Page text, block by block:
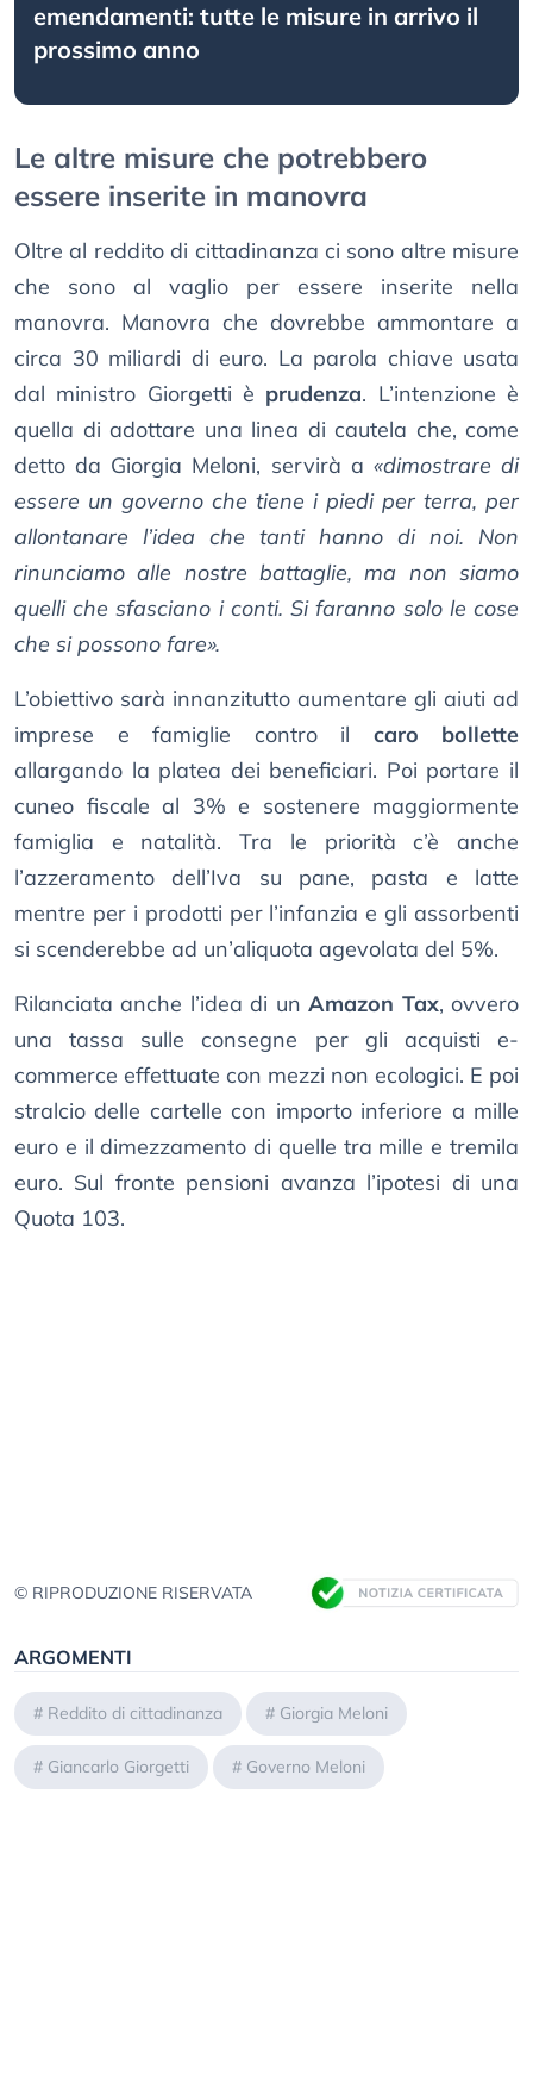
emendamenti: tutte le misure in arrivo il
prossimo anno
Le altre misure che potrebbero
essere inserite in manovra
Oltre al reddito di cittadinanza ci sono altre misure
che sono al vaglio per essere inserite nella
manovra. Manovra che dovrebbe ammontare a
circa 30 miliardi di euro. La parola chiave usata
dal ministro Giorgetti è prudenza. L’intenzione è
quella di adottare una linea di cautela che, come
detto da Giorgia Meloni, servirà a «dimostrare di
essere un governo che tiene i piedi per terra, per
allontanare l’idea che tanti hanno di noi. Non
rinunciamo alle nostre battaglie, ma non siamo
quelli che sfasciano i conti. Si faranno solo le cose
che si possono fare».
L’obiettivo sarà innanzitutto aumentare gli aiuti ad
imprese e famiglie contro il caro bollette
allargando la platea dei beneficiari. Poi portare il
cuneo fiscale al 3% e sostenere maggiormente
famiglia e natalità. Tra le priorità c’è anche
l’azzeramento dell’Iva su pane, pasta e latte
mentre per i prodotti per l’infanzia e gli assorbenti
si scenderebbe ad un’aliquota agevolata del 5%.
Rilanciata anche l’idea di unAmazon Tax, ovvero
una tassa sulle consegne per gli acquisti e-
commerce effettuate con mezzi non ecologici. E poi
stralcio delle cartelle con importo inferiore a mille
euro e il dimezzamento di quelle tra mille e tremila
euro. Sul fronte pensioni avanza l’ipotesi di una
Quota 103.
© RIPRODUZIONE RISERVATA
ARGOMENTI
# Reddito di cittadinanza # Giorgia Meloni
# Giancarlo Giorgetti # Governo Meloni